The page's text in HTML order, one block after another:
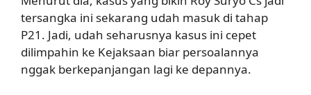
tersangka ini sekarang udah masuk di tahap
P21. Jadi, udah seharusnya kasus ini cepet
dilimpahin ke Kejaksaan biar persoalannya
nggak berkepanjangan lagi ke depannya.